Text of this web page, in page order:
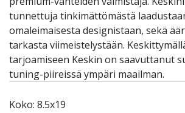
tunnettuja tinkimättömästä
omaleimaisesta designistaan, sekä
tarkasta viimeistelystään.
tarjoamiseen Keskin on saavuttanut
tuning-piireissä ympäri maailman.
Koko: 8.5x19